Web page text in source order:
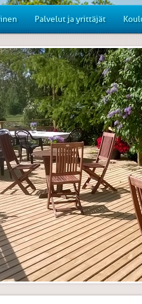
Palvelut ja yrittäjät